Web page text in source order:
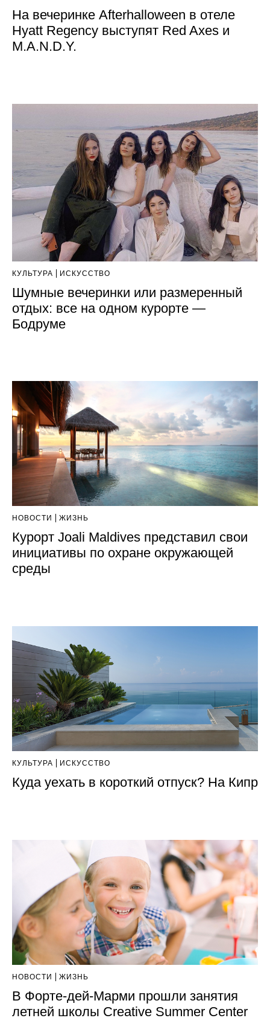
На вечеринке Afterhalloween в отеле
Hyatt Regency выступят Red Axes и
M.A.N.D.Y.
КУЛЬТУРА ИСКУССТВО
Шумные вечеринки или размеренный
отдых: все на одном курорте —
Бодруме
НОВОСТИ ЖИЗНЬ
Курорт Joali Maldives представил свои
инициативы по охране окружающей
среды
КУЛЬТУРА ИСКУССТВО
Куда уехать в короткий отпуск? На Кипр
НОВОСТИ ЖИЗНЬ
В Форте-дей-Марми прошли занятия
летней школы Creative Summer Center